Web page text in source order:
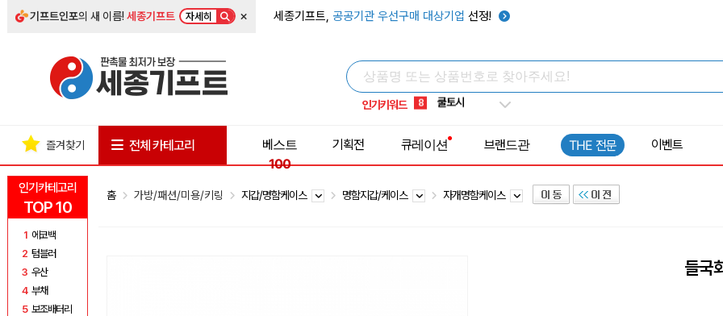
기프트인포의 새 이름!세종기프트 자세히 × 세종기프트, 공공기관 우선구매 대상기업 선정!
인기키워드
5 키캡
8 쿨토시
9 넥쿨러
1 선풍기
인기카테고리
TOP 10
1 에코백
2 텀블러
3 우산
4 부채
5 보조배터리
즐겨찾기 전체 카테고리
베스트
100
기획전 큐레이션 브랜드관 THE 전문 이벤트
홈 가방/패션/미용/키링 지갑/명함케이스 명함지갑/케이스 자개명함케이스
들국